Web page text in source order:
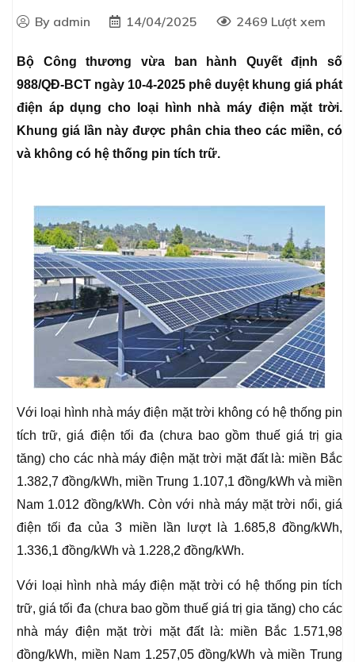
By admin 14/04/2025 2469 Lượt xem
Bộ Công thương vừa ban hành Quyết định số
988/QĐ-BCT ngày 10-4-2025 phê duyệt khung giá phát
điện áp dụng cho loại hình nhà máy điện mặt trời.
Khung giá lần này được phân chia theo các miền, có
và không có hệ thống pin tích trữ.
Với loại hình nhà máy điện mặt trời không có hệ thống pin
tích trữ, giá điện tối đa (chưa bao gồm thuế giá trị gia
tăng) cho các nhà máy điện mặt trời mặt đất là: miền Bắc
1.382,7 đồng/kWh, miền Trung 1.107,1 đồng/kWh và miền
Nam 1.012 đồng/kWh. Còn với nhà máy mặt trời nổi, giá
điện tối đa của 3 miền lần lượt là 1.685,8 đồng/kWh,
1.336,1 đồng/kWh và 1.228,2 đồng/kWh.
Với loại hình nhà máy điện mặt trời có hệ thống pin tích
trữ, giá tối đa (chưa bao gồm thuế giá trị gia tăng) cho các
nhà máy điện mặt trời mặt đất là: miền Bắc 1.571,98
đồng/kWh, miền Nam 1.257,05 đồng/kWh và miền Trung